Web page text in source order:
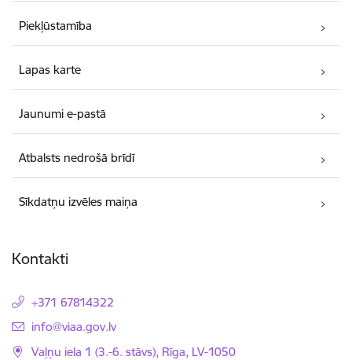
Piekļūstamība
Lapas karte
Jaunumi e-pastā
Atbalsts nedrošā brīdī
Sīkdatņu izvēles maiņa
Kontakti
+371 67814322
E-pasts:
info@viaa.gov.lv
Vaļņu iela 1 (3.-6. stāvs), Rīga, LV-1050